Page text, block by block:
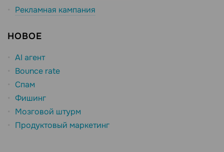
Рекламная кампания
НОВОЕ
AI агент
Bounce rate
Спам
Фишинг
Мозговой штурм
Продуктовый маркетинг